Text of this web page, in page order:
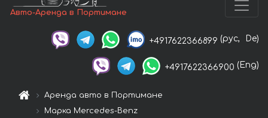
Авто-Аренда в Портимане
+4917622366899 (рус, De)
+4917622366900 (Eng)
Аренда авто в Портимане
Марка Mercedes-Benz